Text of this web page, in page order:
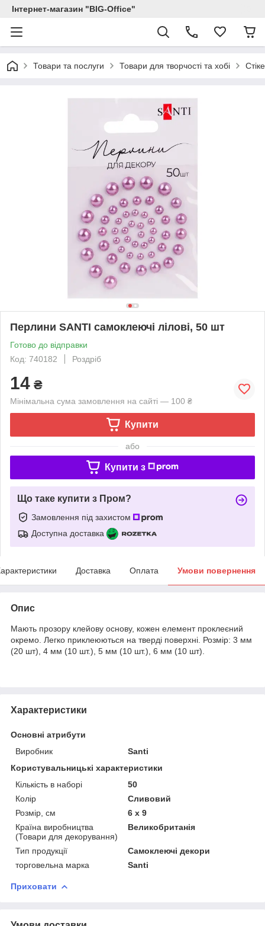
Інтернет-магазин "BIG-Office"
Товари та послуги Товари для творчості та хобі
Перлини SANTI самоклеючі лілові, 50 шт
Готово до відправки
Код: 740182
Роздріб
14 ₴
Мінімальна сума замовлення на сайті — 100 ₴
Купити
або
Купити з
Що таке купити з Пром?
Замовлення під захистом
Доступна доставка
Доставка Оплата Умови повернення
Опис
Мають прозору клейову основу, кожен елемент проклеєний
окремо. Легко приклеюються на тверді поверхні. Розмір: 3 мм
(20 шт), 4 мм (10 шт.), 5 мм (10 шт.), 6 мм (10 шт).
Характеристики
Основні атрибути
Виробник
Santi
Користувальницькі характеристики
Кількість в наборі
50
Колір
Сливовий
Розмір, см
6 x 9
Країна виробництва
(Товари для декорування)
Великобританія
Тип продукції
Самоклеючі декори
торговельна марка
Santi
Приховати